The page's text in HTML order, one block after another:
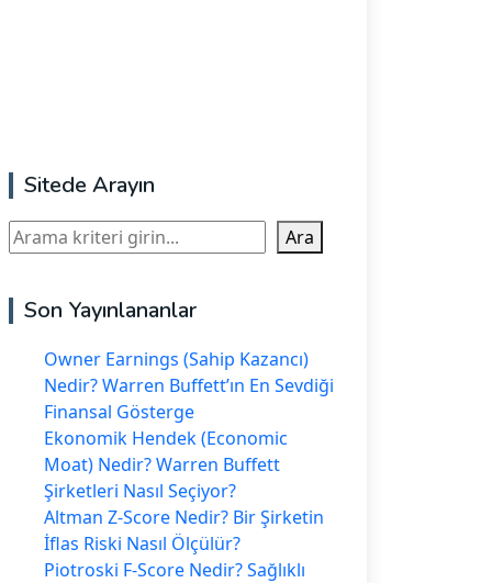
Sitede Arayın
Ara Ara
Son Yayınlananlar
Owner Earnings (Sahip Kazancı)
Nedir? Warren Buffett’ın En Sevdiği
Finansal Gösterge
Ekonomik Hendek (Economic
Moat) Nedir? Warren Buffett
Şirketleri Nasıl Seçiyor?
Altman Z-Score Nedir? Bir Şirketin
İflas Riski Nasıl Ölçülür?
Piotroski F-Score Nedir? Sağlıklı